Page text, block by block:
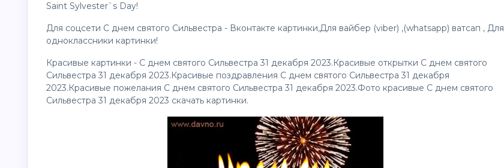
Saint Sylvester`s Day!
Для соцсети С днем святого Сильвестра - Вконтакте картинки,Для вайбер (viber) ,(whatsapp) ватсап , Для
одноклассники картинки!
Красивые картинки - С днем святого Сильвестра 31 декабря 2023.Красивые открытки С днем святого
Сильвестра 31 декабря 2023.Красивые поздравления С днем святого Сильвестра 31 декабря
2023.Красивые пожелания С днем святого Сильвестра 31 декабря 2023.Фото красивые С днем святого
Сильвестра 31 декабря 2023 скачать картинки.